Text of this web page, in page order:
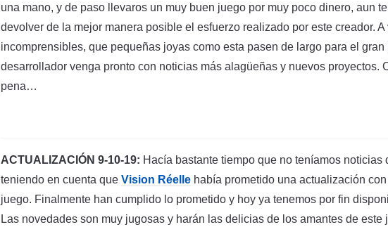
una mano, y de paso llevaros un muy buen juego por muy poco dinero, aun
devolver de la mejor manera posible el esfuerzo realizado por este creador.
incomprensibles, que pequeñas joyas como esta pasen de largo para el
desarrollador venga pronto con noticias más alagüeñas y nuevos proyectos.
pena…
ACTUALIZACIÓN 9-10-19: Hacía bastante tiempo que no teníamos noticias
teniendo en cuenta que Vision Réelle había prometido una actualización
juego. Finalmente han cumplido lo prometido y hoy ya tenemos por fin
Las novedades son muy jugosas y harán las delicias de los amantes de este